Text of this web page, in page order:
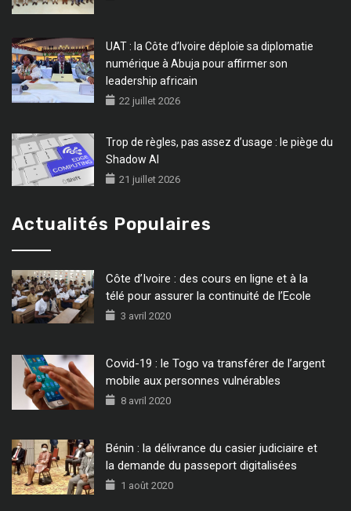
UAT : la Côte d’Ivoire déploie sa diplomatie
numérique à Abuja pour affirmer son
leadership africain
22 juillet 2026
Trop de règles, pas assez d’usage : le piège du
Shadow AI
21 juillet 2026
Actualités Populaires
Côte d’Ivoire : des cours en ligne et à la
télé pour assurer la continuité de l’Ecole
3 avril 2020
Covid-19 : le Togo va transférer de l’argent
mobile aux personnes vulnérables
8 avril 2020
Bénin : la délivrance du casier judiciaire et
la demande du passeport digitalisées
1 août 2020